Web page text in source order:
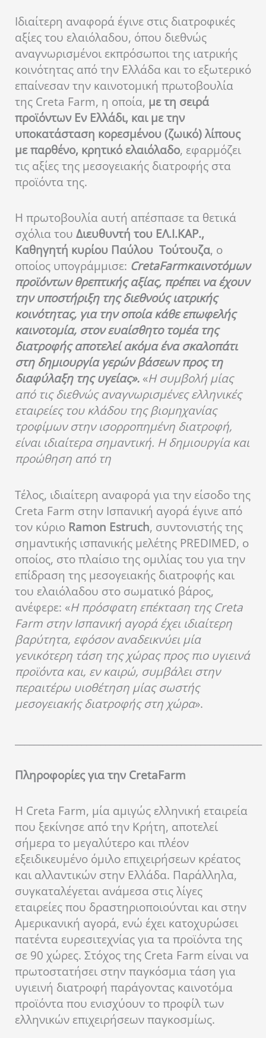
Ιδιαίτερη αναφορά έγινε στις διατροφικές
αξίες του ελαιόλαδου, όπου διεθνώς
αναγνωρισμένοι εκπρόσωποι της ιατρικής
κοινότητας από την Ελλάδα και το εξωτερικό
επαίνεσαν την καινοτομική πρωτοβουλία
της Creta Farm, η οποία, με τη σειρά
προϊόντων Εν Ελλάδι, και με την
υποκατάσταση κορεσμένου (ζωικό) λίπους
με παρθένο, κρητικό ελαιόλαδο, εφαρμόζει
τις αξίες της μεσογειακής διατροφής στα
προϊόντα της.
Η πρωτοβουλία αυτή απέσπασε τα θετικά
σχόλια του Διευθυντή του ΕΛ.Ι.ΚΑΡ.,
Καθηγητή κυρίου Παύλου Τούτουζα, ο
οποίος υπογράμμισε: CretaFarmκαινοτόμων
προϊόντων θρεπτικής αξίας, πρέπει να έχουν
την υποστήριξη της διεθνούς ιατρικής
κοινότητας, για την οποία κάθε επωφελής
καινοτομία, στον ευαίσθητο τομέα της
διατροφής αποτελεί ακόμα ένα σκαλοπάτι
στη δημιουργία γερών βάσεων προς τη
διαφύλαξη της υγείας». «Η συμβολή μίας
από τις διεθνώς αναγνωρισμένες ελληνικές
εταιρείες του κλάδου της βιομηχανίας
τροφίμων στην ισορροπημένη διατροφή,
είναι ιδιαίτερα σημαντική. Η δημιουργία και
προώθηση από τη
Τέλος, ιδιαίτερη αναφορά για την είσοδο της
Creta Farm στην Ισπανική αγορά έγινε από
τον κύριο Ramon Estruch, συντονιστής της
σημαντικής ισπανικής μελέτης PREDIMED, ο
οποίος, στο πλαίσιο της ομιλίας του για την
επίδραση της μεσογειακής διατροφής και
του ελαιόλαδου στο σωματικό βάρος,
ανέφερε: «Η πρόσφατη επέκταση της Creta
Farm στην Ισπανική αγορά έχει ιδιαίτερη
βαρύτητα, εφόσον αναδεικνύει μία
γενικότερη τάση της χώρας προς πιο υγιεινά
προϊόντα και, εν καιρώ, συμβάλει στην
περαιτέρω υιοθέτηση μίας σωστής
μεσογειακής διατροφής στη χώρα».
Πληροφορίες για τηνCretaFarm
Η Creta Farm, μία αμιγώς ελληνική εταιρεία
που ξεκίνησε από την Κρήτη, αποτελεί
σήμερα το μεγαλύτερο και πλέον
εξειδικευμένο όμιλο επιχειρήσεων κρέατος
και αλλαντικών στην Ελλάδα. Παράλληλα,
συγκαταλέγεται ανάμεσα στις λίγες
εταιρείες που δραστηριοποιούνται και στην
Αμερικανική αγορά, ενώ έχει κατοχυρώσει
πατέντα ευρεσιτεχνίας για τα προϊόντα της
σε 90 χώρες. Στόχος της Creta Farm είναι να
πρωτοστατήσει στην παγκόσμια τάση για
υγιεινή διατροφή παράγοντας καινοτόμα
προϊόντα που ενισχύουν το προφίλ των
ελληνικών επιχειρήσεων παγκοσμίως.